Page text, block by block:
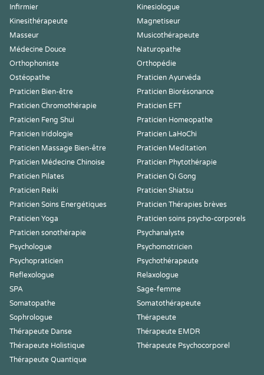
Infirmier
Kinesiologue
Kinesithérapeute
Magnetiseur
Masseur
Musicothérapeute
Médecine Douce
Naturopathe
Orthophoniste
Orthopédie
Ostéopathe
Praticien Ayurvéda
Praticien Bien-être
Praticien Biorésonance
Praticien Chromothérapie
Praticien EFT
Praticien Feng Shui
Praticien Homeopathe
Praticien Iridologie
Praticien LaHoChi
Praticien Massage Bien-être
Praticien Meditation
Praticien Médecine Chinoise
Praticien Phytothérapie
Praticien Pilates
Praticien Qi Gong
Praticien Reiki
Praticien Shiatsu
Praticien Soins Energétiques
Praticien Thérapies brèves
Praticien Yoga
Praticien soins psycho-corporels
Praticien sonothérapie
Psychanalyste
Psychologue
Psychomotricien
Psychopraticien
Psychothérapeute
Reflexologue
Relaxologue
SPA
Sage-femme
Somatopathe
Somatothérapeute
Sophrologue
Thérapeute
Thérapeute Danse
Thérapeute EMDR
Thérapeute Holistique
Thérapeute Psychocorporel
Thérapeute Quantique